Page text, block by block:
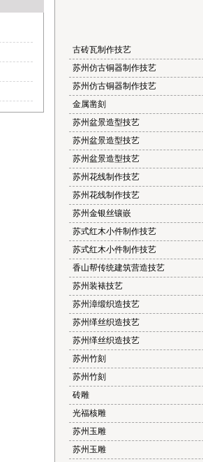
古砖瓦制作技艺
苏州仿古铜器制作技艺
苏州仿古铜器制作技艺
金属凿刻
苏州盆景造型技艺
苏州盆景造型技艺
苏州盆景造型技艺
苏州花线制作技艺
苏州花线制作技艺
苏州金银丝镶嵌
苏式红木小件制作技艺
苏式红木小件制作技艺
香山帮传统建筑营造技艺
苏州装裱技艺
苏州漳缎织造技艺
苏州缂丝织造技艺
苏州缂丝织造技艺
苏州竹刻
苏州竹刻
砖雕
光福核雕
苏州玉雕
苏州玉雕